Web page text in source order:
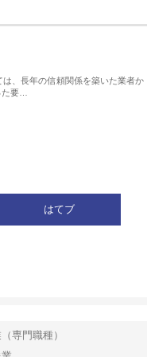
、長年の信頼関係を築いた業者か
要…
はてブ
専門職種）